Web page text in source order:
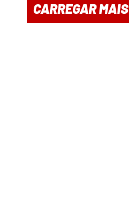
CARREGAR MAIS